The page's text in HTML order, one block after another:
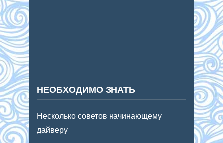
НЕОБХОДИМО ЗНАТЬ
Несколько советов начинающему
дайверу